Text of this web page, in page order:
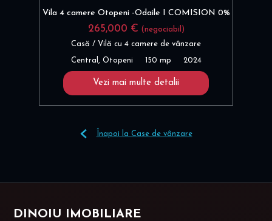
Vila 4 camere Otopeni -Odaile I COMISION 0%
265,000 € (negociabil)
Casă / Vilă cu 4 camere de vânzare
Central, Otopeni 150 mp 2024
Vezi mai multe detalii
Înapoi la Case de vânzare
DINOIU IMOBILIARE